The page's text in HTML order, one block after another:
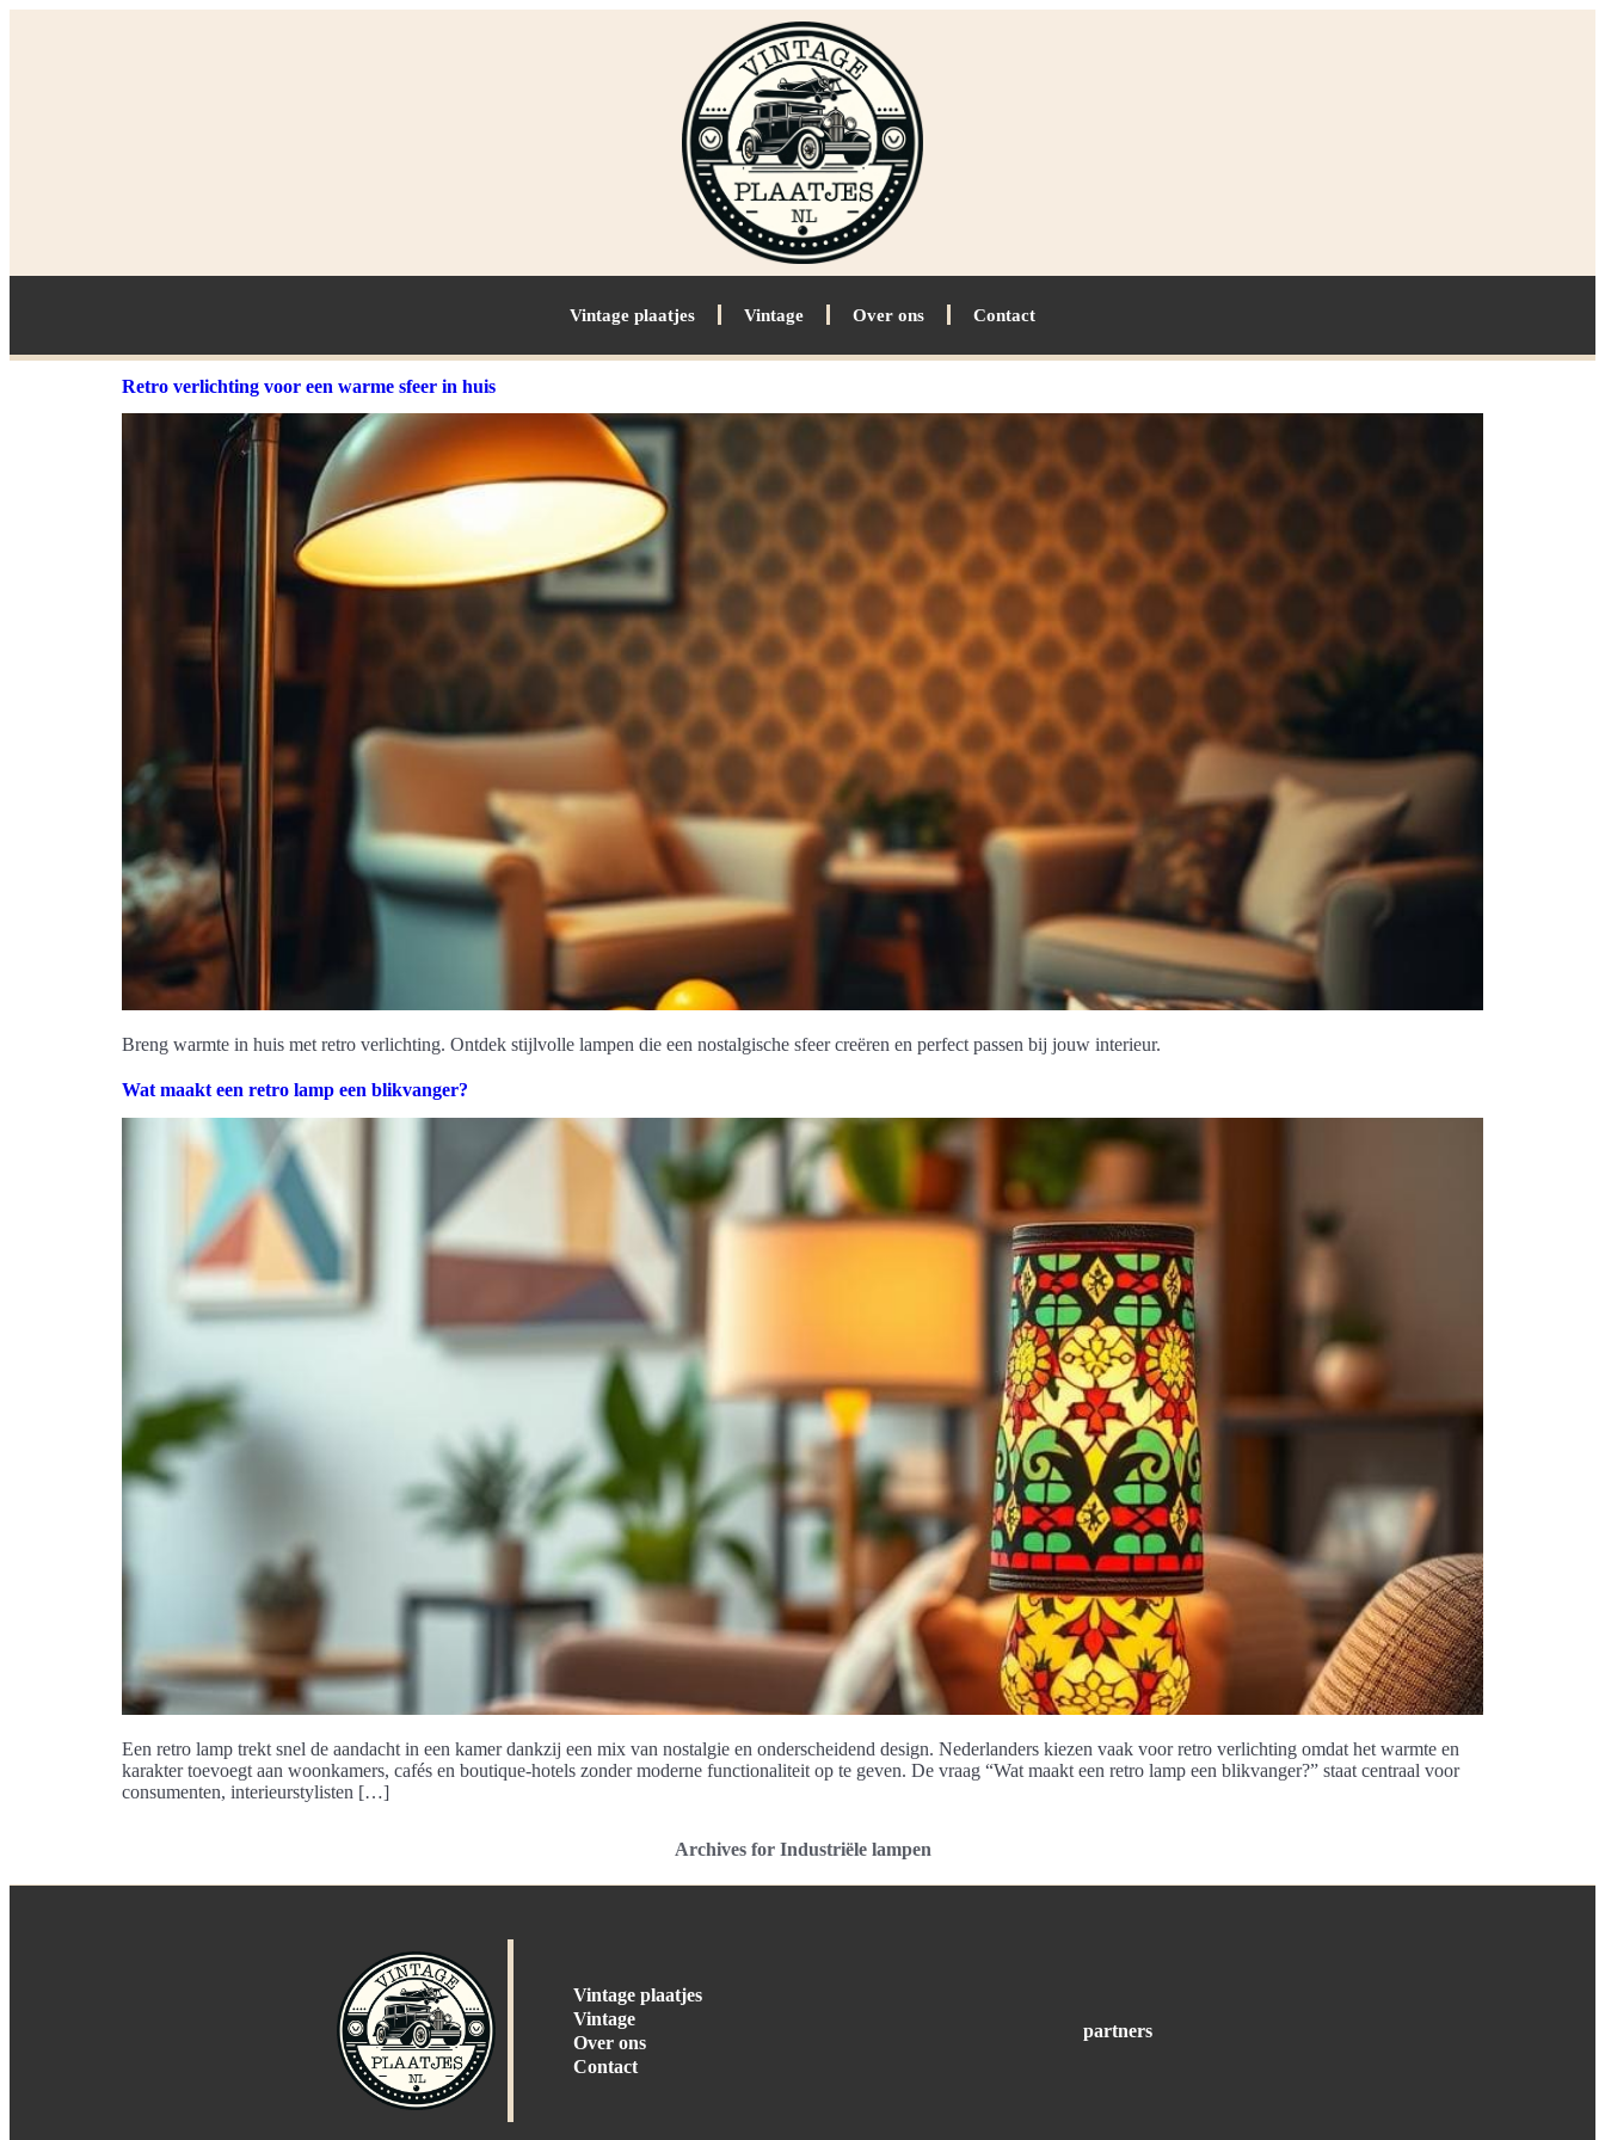
Vintage plaatjes Vintage Over ons Contact
Retro verlichting voor een warme sfeer in huis
Breng warmte in huis met retro verlichting. Ontdek stijlvolle lampen die een nostalgische sfeer creëren en perfect passen bij jouw interieur.
Wat maakt een retro lamp een blikvanger?
Een retro lamp trekt snel de aandacht in een kamer dankzij een mix van nostalgie en onderscheidend design. Nederlanders kiezen vaak voor retro verlichting omdat het warmte en
karakter toevoegt aan woonkamers, cafés en boutique-hotels zonder moderne functionaliteit op te geven. De vraag “Wat maakt een retro lamp een blikvanger?” staat centraal voor
consumenten, interieurstylisten […]
Archives for Industriële lampen
Vintage plaatjes
Vintage
Over ons
Contact
partners